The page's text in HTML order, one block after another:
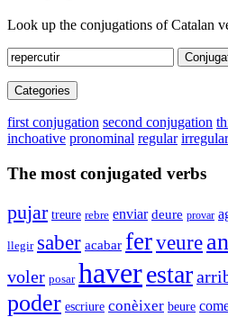
Look up the conjugations of Catalan
Categories
first conjugation second conjugation
inchoative pronominal regular irregular
The most conjugated verbs
pujar treure rebre enviar deure provar
llegir saber acabar ferveure
voler posar haverestar
poder escriure conèixer beure